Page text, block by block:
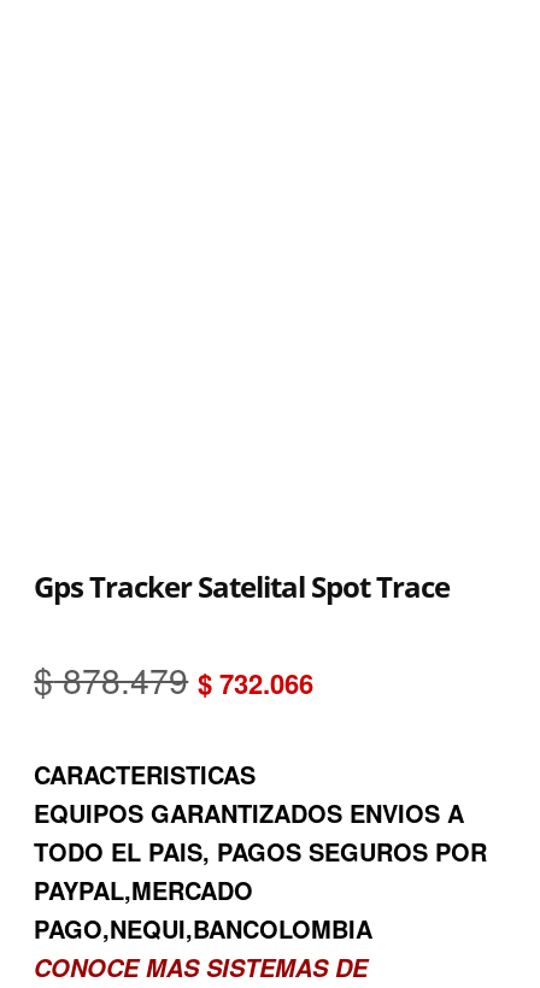
Gps Tracker Satelital Spot Trace
$878.479El
original
era:
$ 878.479.
$732.066El
es:
CARACTERISTICAS
EQUIPOS GARANTIZADOS ENVIOS A
TODO EL PAIS, PAGOS SEGUROS POR
PAYPAL,MERCADO
PAGO,NEQUI,BANCOLOMBIA
CONOCE MAS SISTEMAS DE